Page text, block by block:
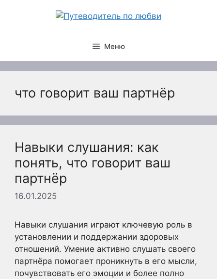
Меню
что говорит ваш партнёр
Навыки слушания: как
понять, что говорит ваш
партнёр
16.01.2025
Навыки слушания играют ключевую роль в
установлении и поддержании здоровых
отношений. Умение активно слушать своего
партнёра помогает проникнуть в его мысли,
почувствовать его эмоции и более полно